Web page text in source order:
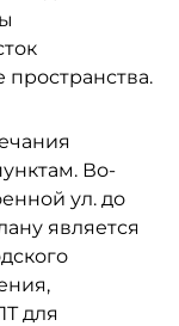
Во-
ул. до
является
для